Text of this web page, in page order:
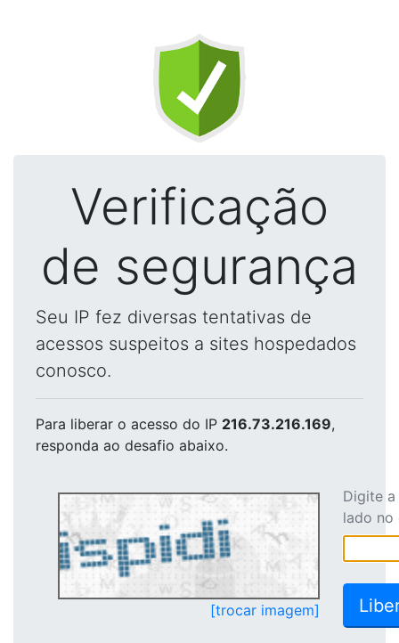
Verificação
de segurança
Seu IP fez diversas tentativas de
acessos suspeitos a sites hospedados
conosco.
Para liberar o acesso do IP 216.73.216.169,
responda ao desafio abaixo.
[trocar imagem]
Digite
lado no